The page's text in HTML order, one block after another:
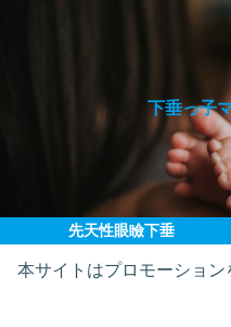
下垂っ子
先天性眼瞼下垂
本サイトはプロモーション